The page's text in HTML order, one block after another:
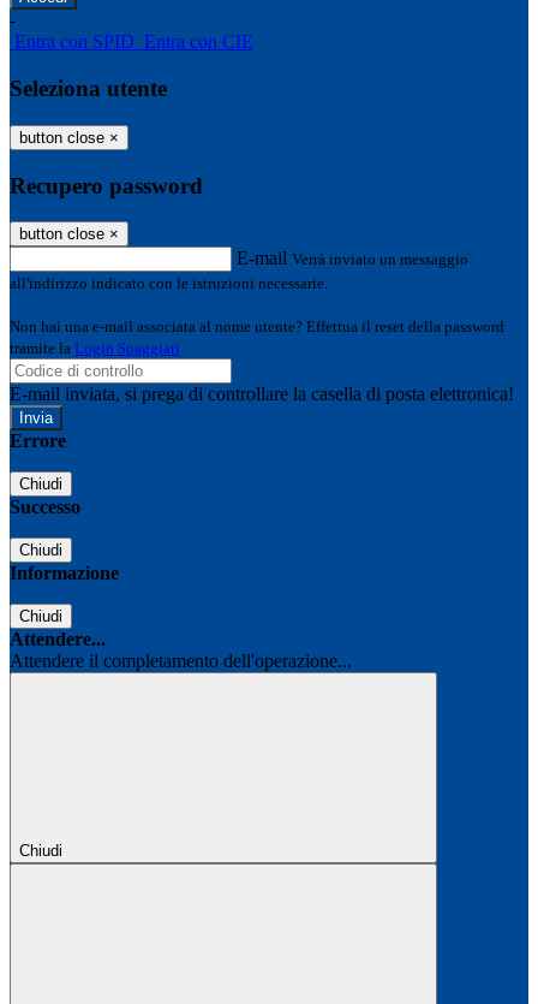
-
Entra con SPID Entra con CIE
Seleziona utente
button close ×
Recupero password
button close ×
E-mail Verrà inviato un messaggio
all'indirizzo indicato con le istruzioni necessarie.
Non hai una e-mail associata al nome utente? Effettua il reset della password
tramite la Login Spaggiari
E-mail inviata, si prega di controllare la casella di posta elettronica!
Errore
Chiudi
Successo
Chiudi
Informazione
Chiudi
Attendere...
Attendere il completamento dell'operazione...
Chiudi